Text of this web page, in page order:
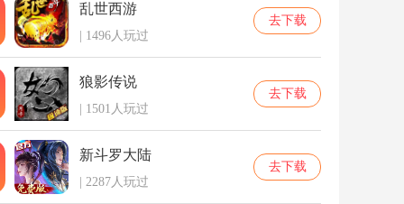
乱世西游
| 1496人玩过
去下载
狼影传说
| 1501人玩过
去下载
新斗罗大陆
| 2287人玩过
去下载